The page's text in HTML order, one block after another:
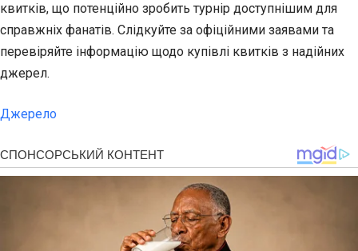
квитків, що потенційно зробить турнір доступнішим для
справжніх фанатів. Слідкуйте за офіційними заявами та
перевіряйте інформацію щодо купівлі квитків з надійних
джерел.
Джерело